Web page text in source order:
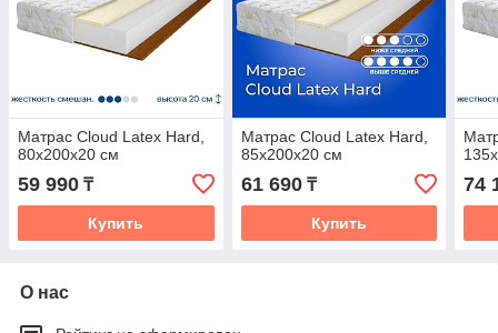
Матрас Cloud Latex Hard,
80x200x20 см
59 990 ₸
Купить
Матрас Cloud Latex Hard,
85x200x20 см
61 690₸
Купить
74
О нас